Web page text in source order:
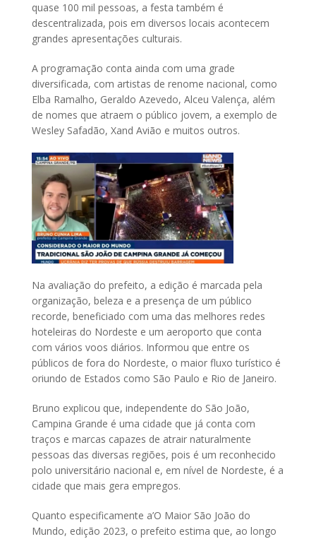
quase 100 mil pessoas, a festa também é
descentralizada, pois em diversos locais acontecem
grandes apresentações culturais.
A programação conta ainda com uma grade
diversificada, com artistas de renome nacional, como
Elba Ramalho, Geraldo Azevedo, Alceu Valença, além
de nomes que atraem o público jovem, a exemplo de
Wesley Safadão, Xand Avião e muitos outros.
Na avaliação do prefeito, a edição é marcada pela
organização, beleza e a presença de um público
recorde, beneficiado com uma das melhores redes
hoteleiras do Nordeste e um aeroporto que conta
com vários voos diários. Informou que entre os
públicos de fora do Nordeste, o maior fluxo turístico é
oriundo de Estados como São Paulo e Rio de Janeiro.
Bruno explicou que, independente do São João,
Campina Grande é uma cidade que já conta com
traços e marcas capazes de atrair naturalmente
pessoas das diversas regiões, pois é um reconhecido
polo universitário nacional e, em nível de Nordeste, é a
cidade que mais gera empregos.
Quanto especificamente a’O Maior São João do
Mundo, edição 2023, o prefeito estima que, ao longo